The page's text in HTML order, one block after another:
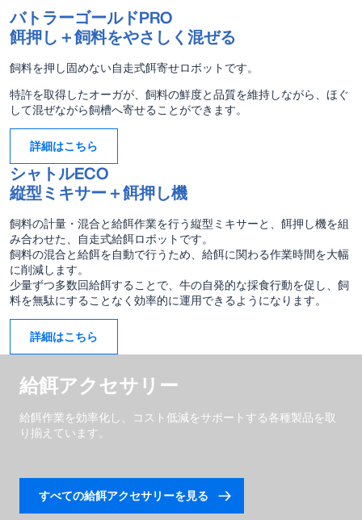
バトラーゴールドPRO
餌押し＋飼料をやさしく混ぜる
飼料を押し固めない自走式餌寄せロボットです。
特許を取得したオーガが、飼料の鮮度と品質を維持しながら、ほぐ
して混ぜながら飼槽へ寄せることができます。
詳細はこちら
シャトルECO
縦型ミキサー＋餌押し機
飼料の計量・混合と給餌作業を行う縦型ミキサーと、餌押し機を組
み合わせた、自走式給餌ロボットです。
飼料の混合と給餌を自動で行うため、給餌に関わる作業時間を大幅
に削減します。
少量ずつ多数回給餌することで、牛の自発的な採食行動を促し、飼
料を無駄にすることなく効率的に運用できるようになります。
詳細はこちら
給餌アクセサリー
給餌作業を効率化し、コスト低減をサポートする各種製品を取
り揃えています。
すべての給餌アクセサリーを見る